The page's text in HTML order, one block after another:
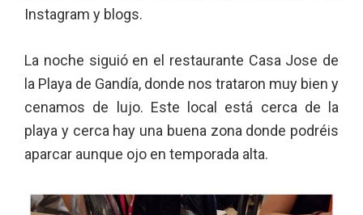
Instagram y blogs.
La noche siguió en el restaurante Casa Jose de
la Playa de Gandía, donde nos trataron muy bien y
cenamos de lujo. Este local está cerca de la
playa y cerca hay una buena zona donde podréis
aparcar aunque ojo en temporada alta.